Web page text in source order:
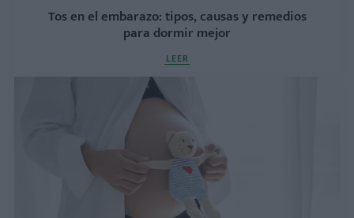
Tos en el embarazo: tipos, causas y remedios
para dormir mejor
LEER